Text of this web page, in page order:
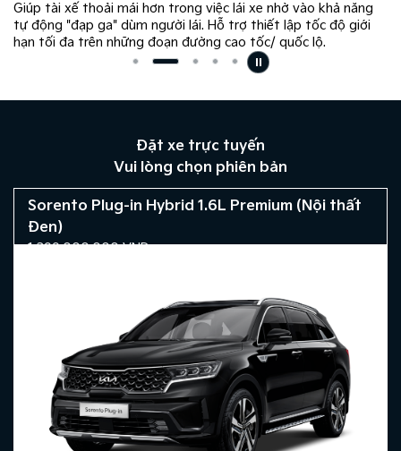
Giúp tài xế thoải mái hơn trong việc lái xe nhờ vào khả năng
tự động "đạp ga" dùm người lái. Hỗ trợ thiết lập tốc độ giới
hạn tối đa trên những đoạn đường cao tốc/ quốc lộ.
Đặt xe trực tuyến
Vui lòng chọn phiên bản
Sorento Plug-in Hybrid 1.6L Premium (Nội thất
Đen)
1.399.000.000VND